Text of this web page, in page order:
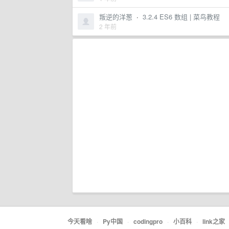
叛逆的洋葱 · 3.2.4 ES6 数组 | 菜鸟教程
2 年前
今天看啥 · Py中国 · codingpro · 小百科 · link之家